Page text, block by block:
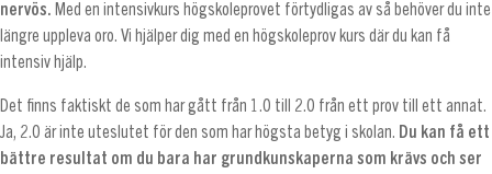
nervös. Med en intensivkurs högskoleprovet förtydligas av så behöver du inte
längre uppleva oro. Vi hjälper dig med en högskoleprov kurs där du kan få
intensiv hjälp.
Det finns faktiskt de som har gått från 1.0 till 2.0 från ett prov till ett annat.
Ja, 2.0 är inte uteslutet för den som har högsta betyg i skolan. Du kan få ett
bättre resultat om du bara har grundkunskaperna som krävs och ser